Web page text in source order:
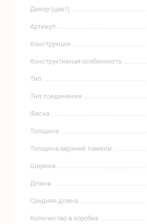
Декор (цвет)
Артикул
Конструкция
Конструктивная особенность
Тип
Тип соединения
Фаска
Толщина
Толщина верхней ламели
Ширина
Длина
Средняя длина
Количество в коробке